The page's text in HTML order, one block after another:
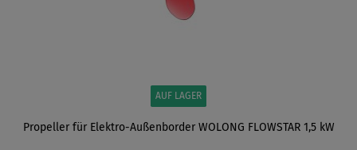
AUF LAGER
Propeller für Elektro-Außenborder WOLONG ​FLOWSTAR 1,5 kW